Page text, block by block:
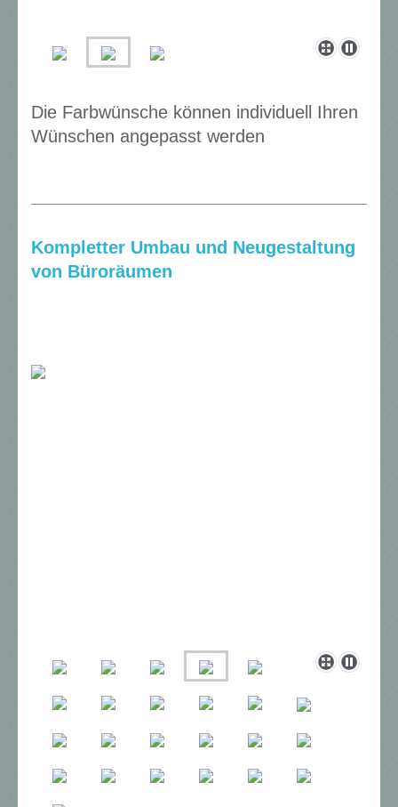
Die Farbwünsche können individuell Ihren
Wünschen angepasst werden
Kompletter Umbau und Neugestaltung
von Büroräumen